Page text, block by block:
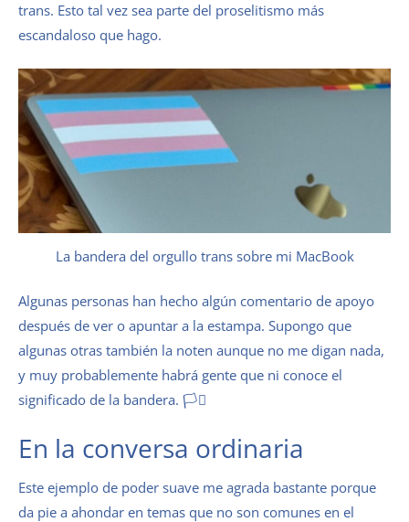
trans. Esto tal vez sea parte del proselitismo más
escandaloso que hago.
La bandera del orgullo trans sobre mi MacBook
Algunas personas han hecho algún comentario de apoyo
después de ver o apuntar a la estampa. Supongo que
algunas otras también la noten aunque no me digan nada,
y muy probablemente habrá gente que ni conoce el
significado de la bandera. 🏳️‍⚧️
En la conversa ordinaria
Este ejemplo de poder suave me agrada bastante porque
da pie a ahondar en temas que no son comunes en el